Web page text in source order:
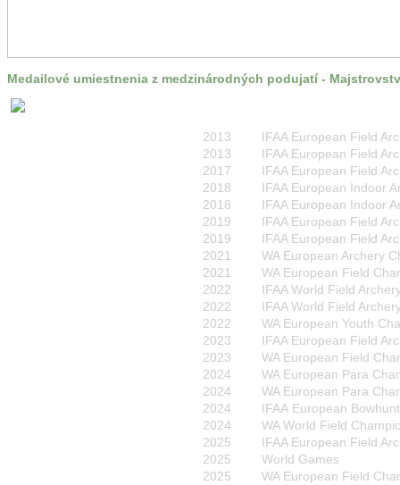
Medailové umiestnenia z medzinárodných podujatí -
2013
IFAA European Field
2013
IFAA European Field
2017
IFAA European Field
2018
IFAA European Indoor
2018
IFAA European Indoor
2019
IFAA European Field
2019
IFAA European Field
2021
WA European Archery
2021
WA European Field
2022
IFAA World Field
2022
IFAA World Field
2022
WA European Youth
2023
IFAA European Field
2023
WA European Field
2024
WA European Para
2024
WA European Para
2024
IFAA European
2024
WA World Field
2025
IFAA European Field
2025
World Games
2025
WA European Field